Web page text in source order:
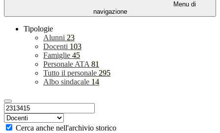
Menu di
navigazione
Tipologie
Alunni 23
Docenti 103
Famiglie 45
Personale ATA 81
Tutto il personale 295
Albo sindacale 14
Cerca anche nell'archivio storico